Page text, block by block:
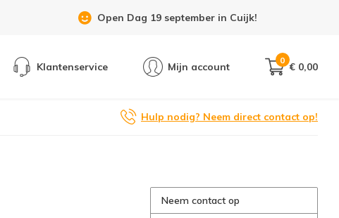
Open Dag 19 september in Cuijk!
Klantenservice Mijn account
0
€ 0,00
Hulp nodig? Neem direct contact op!
Neem contact op